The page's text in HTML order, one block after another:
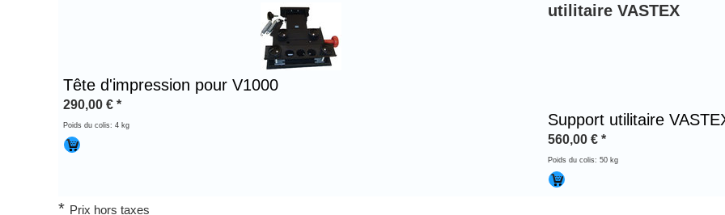
Tête d'impression pour V1000
290,00 € *
Poids du colis: 4 kg
utilitaire VASTEX
Support utilitaire
560,00 € *
Poids du colis: 50 kg
* Prix hors taxes